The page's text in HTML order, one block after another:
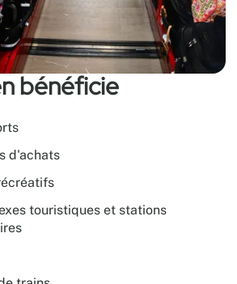
bénéficie
d'achats
touristiques et stations